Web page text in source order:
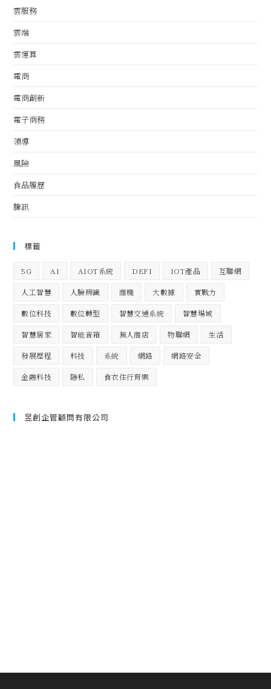
雲服務
雲端
雲運算
電商
電商創新
電子商務
領導
風險
食品履歷
騰訊
標籤
5G AI AIOT系統 DEFI IOT產品 互聯網
人工智慧 人臉辨識 商機 大數據 實戰力
數位科技 數位轉型 智慧交通系統 智慧場域
智慧居家 智能音箱 無人商店 物聯網 生活
發展歷程 科技 系統 網路 網路安全
金融科技 隱私 食衣住行育樂
昱創企管顧問有限公司